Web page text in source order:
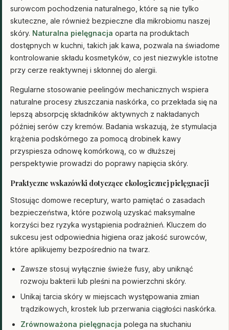
surowcom pochodzenia naturalnego, które są nie tylko
skuteczne, ale również bezpieczne dla mikrobiomu naszej
skóry. Naturalna pielęgnacja oparta na produktach
dostępnych w kuchni, takich jak kawa, pozwala na świadome
kontrolowanie składu kosmetyków, co jest niezwykle istotne
przy cerze reaktywnej i skłonnej do alergii.
Regularne stosowanie peelingów mechanicznych wspiera
naturalne procesy złuszczania naskórka, co przekłada się na
lepszą absorpcję składników aktywnych z nakładanych
później serów czy kremów. Badania wskazują, że stymulacja
krążenia podskórnego za pomocą drobinek kawy
przyspiesza odnowę komórkową, co w dłuższej
perspektywie prowadzi do poprawy napięcia skóry.
Praktyczne wskazówki dotyczące ekologicznej pielęgnacji
Stosując domowe receptury, warto pamiętać o zasadach
bezpieczeństwa, które pozwolą uzyskać maksymalne
korzyści bez ryzyka wystąpienia podrażnień. Kluczem do
sukcesu jest odpowiednia higiena oraz jakość surowców,
które aplikujemy bezpośrednio na twarz.
Zawsze stosuj wyłącznie świeże fusy, aby uniknąć
rozwoju bakterii lub pleśni na powierzchni skóry.
Unikaj tarcia skóry w miejscach występowania zmian
trądzikowych, krostek lub przerwania ciągłości naskórka.
Zrównoważona pielęgnacja polega na słuchaniu